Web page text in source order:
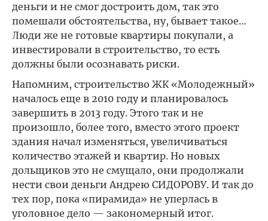
деньги и не смог достроить дом, так это
помешали обстоятельства, ну, бывает такое…
Люди же не готовые квартиры покупали, а
инвестировали в строительство, то есть
должны были осознавать риски.
Напомним, строительство ЖК «Молодежный»
началось еще в 2010 году и планировалось
завершить в 2013 году. Этого так и не
произошло, более того, вместо этого проект
здания начал изменяться, увеличиваться
количество этажей и квартир. Но новых
дольщиков это не смущало, они продолжали
нести свои деньги Андрею СИДОРОВУ. И так до
тех пор, пока «пирамида» не уперлась в
уголовное дело — закономерный итог.